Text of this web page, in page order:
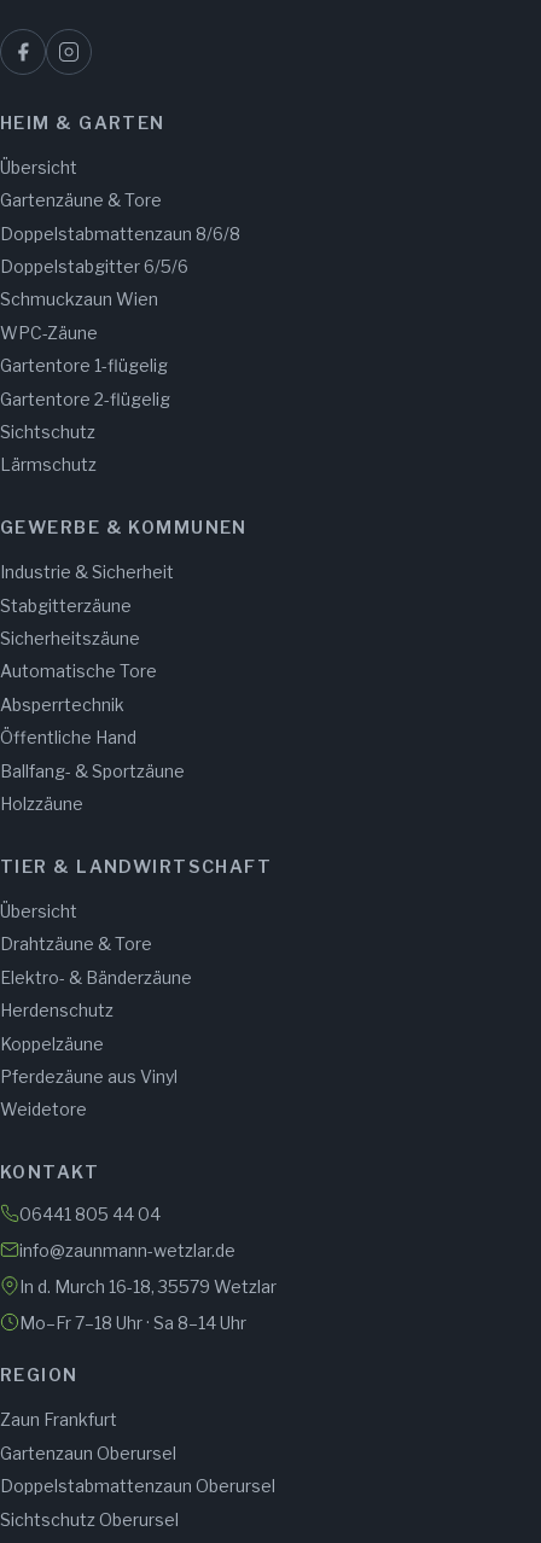
HEIM & GARTEN
Übersicht
Gartenzäune & Tore
Doppelstabmattenzaun 8/6/8
Doppelstabgitter 6/5/6
Schmuckzaun Wien
WPC-Zäune
Gartentore 1-flügelig
Gartentore 2-flügelig
Sichtschutz
Lärmschutz
GEWERBE & KOMMUNEN
Industrie & Sicherheit
Stabgitterzäune
Sicherheitszäune
Automatische Tore
Absperrtechnik
Öffentliche Hand
Ballfang- & Sportzäune
Holzzäune
TIER & LANDWIRTSCHAFT
Übersicht
Drahtzäune & Tore
Elektro- & Bänderzäune
Herdenschutz
Koppelzäune
Pferdezäune aus Vinyl
Weidetore
KONTAKT
06441 805 44 04
info@zaunmann-wetzlar.de
In d. Murch 16-18, 35579 Wetzlar
Mo–Fr 7–18 Uhr · Sa 8–14 Uhr
REGION
Zaun Frankfurt
Gartenzaun Oberursel
Doppelstabmattenzaun Oberursel
Sichtschutz Oberursel